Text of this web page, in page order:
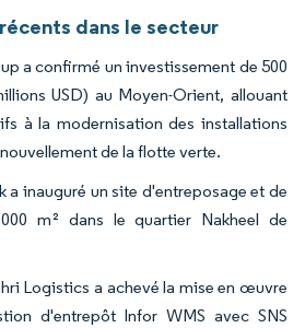
dans le secteur
a confirmé un investissement de 500
USD) au Moyen-Orient, allouant
à la modernisation des installations
de la flotte verte.
a inauguré un site d'entreposage et de
m² dans le quartier Nakheel de
Logistics a achevé la mise en œuvre
d'entrepôt Infor WMS avec SNS